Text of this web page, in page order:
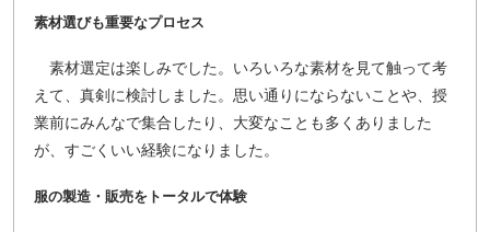
素材選びも重要なプロセス
素材選定は楽しみでした。いろいろな素材を見て触って考
えて、真剣に検討しました。思い通りにならないことや、授
業前にみんなで集合したり、大変なことも多くありました
が、すごくいい経験になりました。
服の製造・販売をトータルで体験